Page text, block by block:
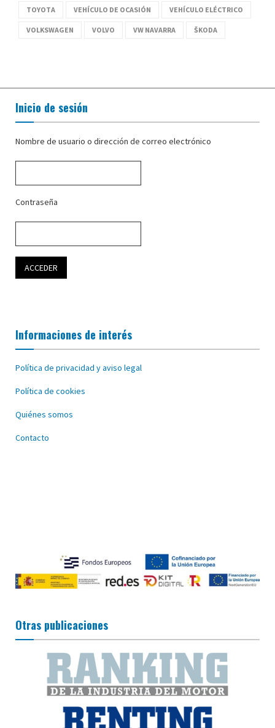
TOYOTA VEHÍCULO DE OCASIÓN VEHÍCULO ELÉCTRICO
VOLKSWAGEN VOLVO VW NAVARRA ŠKODA
Inicio de sesión
Nombre de usuario o dirección de correo electrónico
Contraseña
Informaciones de interés
Política de privacidad y aviso legal
Política de cookies
Quiénes somos
Contacto
Otras publicaciones